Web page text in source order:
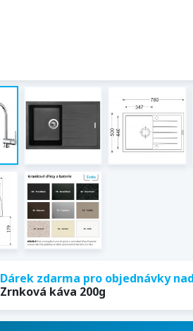
Dárek zdarma pro objednávky nad
Zrnková káva 200g